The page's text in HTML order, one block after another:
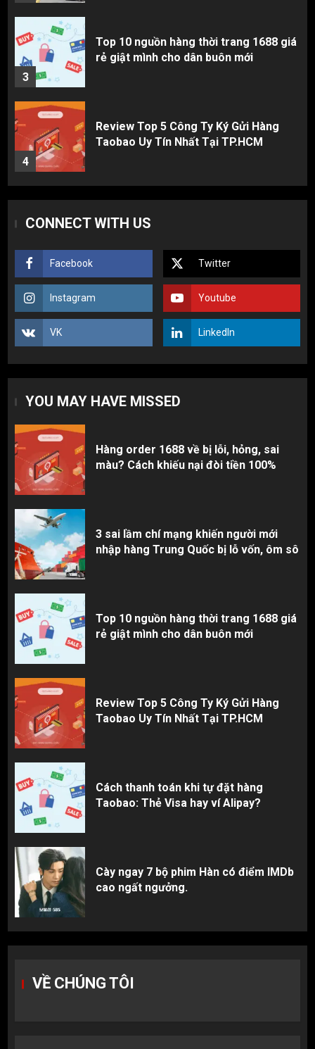
4
Review Top 5 Công Ty Ký Gửi Hàng
Taobao Uy Tín Nhất Tại TP.HCM
5
Cách thanh toán khi tự đặt hàng
Taobao: Thẻ Visa hay ví Alipay?
màu? Cách khiếu nại đòi tiền 100%
2
3 sai lầm chí mạng khiến người mới
nhập hàng Trung Quốc bị lỗ vốn, ôm sô
Top 10 nguồn hàng thời trang 1688 giá
rẻ giật mình cho dân buôn mới
CONNECT WITH US
Facebook Twitter
Instagram Youtube
VK LinkedIn
YOU MAY HAVE MISSED
Hàng order 1688 về bị lỗi, hỏng, sai
màu? Cách khiếu nại đòi tiền 100%
3 sai lầm chí mạng khiến người mới
nhập hàng Trung Quốc bị lỗ vốn, ôm sô
Top 10 nguồn hàng thời trang 1688 giá
rẻ giật mình cho dân buôn mới
Review Top 5 Công Ty Ký Gửi Hàng
Taobao Uy Tín Nhất Tại TP.HCM
Cách thanh toán khi tự đặt hàng
Taobao: Thẻ Visa hay ví Alipay?
Cày ngay 7 bộ phim Hàn có điểm IMDb
cao ngất ngưởng.
VỀ CHÚNG TÔI